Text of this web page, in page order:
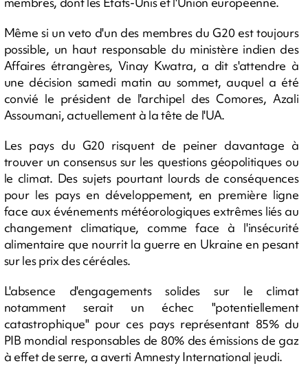
Même si un veto d'un des membres du G20 est toujours
possible, un haut responsable du ministère indien des
Affaires étrangères, Vinay Kwatra, a dit s'attendre à
une décision samedi matin au sommet, auquel a été
convié le président de l'archipel des Comores, Azali
Assoumani, actuellement à la tête de l'UA.
Les pays du G20 risquent de peiner davantage à
trouver un consensus sur les questions géopolitiques ou
le climat. Des sujets pourtant lourds de conséquences
pour les pays en développement, en première ligne
face aux événements météorologiques extrêmes liés au
changement climatique, comme face à l'insécurité
alimentaire que nourrit la guerre en Ukraine en pesant
sur les prix des céréales.
L'absence d'engagements solides sur le climat
notamment serait un échec "potentiellement
catastrophique" pour ces pays représentant 85% du
PIB mondial responsables de 80% des émissions de gaz
à effet de serre, a averti Amnesty International jeudi.